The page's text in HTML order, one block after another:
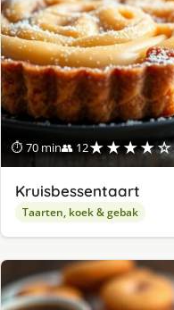
⏱ 70 min👥 12★★★★☆
Kruisbessentaart
Taarten, koek & gebak